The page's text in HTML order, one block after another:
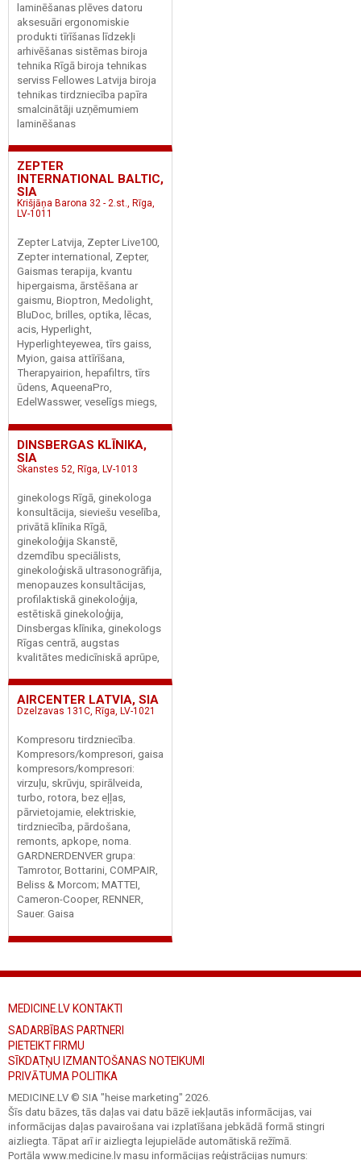
laminēšanas plēves datoru
aksesuāri ergonomiskie
produkti tīrīšanas līdzekļi
arhivēšanas sistēmas biroja
tehnika Rīgā biroja tehnikas
serviss Fellowes Latvija biroja
tehnikas tirdzniecība papīra
smalcinātāji uzņēmumiem
laminēšanas
ZEPTER
INTERNATIONAL BALTIC,
SIA
Krišjāņa Barona 32 - 2.st., Rīga,
LV-1011
Zepter Latvija, Zepter Live100,
Zepter international, Zepter,
Gaismas terapija, kvantu
hipergaisma, ārstēšana ar
gaismu, Bioptron, Medolight,
BluDoc, brilles, optika, lēcas,
acis, Hyperlight,
Hyperlighteyewea, tīrs gaiss,
Myion, gaisa attīrīšana,
Therapyairion, hepafiltrs, tīrs
ūdens, AqueenaPro,
EdelWasswer, veselīgs miegs,
DINSBERGAS KLĪNIKA,
SIA
Skanstes 52, Rīga, LV-1013
ginekologs Rīgā, ginekologa
konsultācija, sieviešu veselība,
privātā klīnika Rīgā,
ginekoloģija Skanstē,
dzemdību speciālists,
ginekoloģiskā ultrasonogrāfija,
menopauzes konsultācijas,
profilaktiskā ginekoloģija,
estētiskā ginekoloģija,
Dinsbergas klīnika, ginekologs
Rīgas centrā, augstas
kvalitātes medicīniskā aprūpe,
AIRCENTER LATVIA, SIA
Dzelzavas 131C, Rīga, LV-1021
Kompresoru tirdzniecība.
Kompresors/kompresori, gaisa
kompresors/kompresori:
virzuļu, skrūvju, spirālveida,
turbo, rotora, bez eļļas,
pārvietojamie, elektriskie,
tirdzniecība, pārdošana,
remonts, apkope, noma.
GARDNERDENVER grupa:
Tamrotor, Bottarini, COMPAIR,
Beliss & Morcom; MATTEI,
Cameron-Cooper, RENNER,
Sauer. Gaisa
MEDICINE.LV KONTAKTI
SADARBĪBAS PARTNERI
PIETEIKT FIRMU
SĪKDATŅU IZMANTOŠANAS NOTEIKUMI
PRIVĀTUMA POLITIKA
MEDICINE.LV © SIA "heise marketing" 2026.
Šīs datu bāzes, tās daļas vai datu bāzē iekļautās informācijas, vai
informācijas daļas pavairošana vai izplatīšana jebkādā formā stingri
aizliegta. Tāpat arī ir aizliegta lejupielāde automātiskā režīmā.
Portāla www.medicine.lv masu informācijas reģistrācijas numurs: